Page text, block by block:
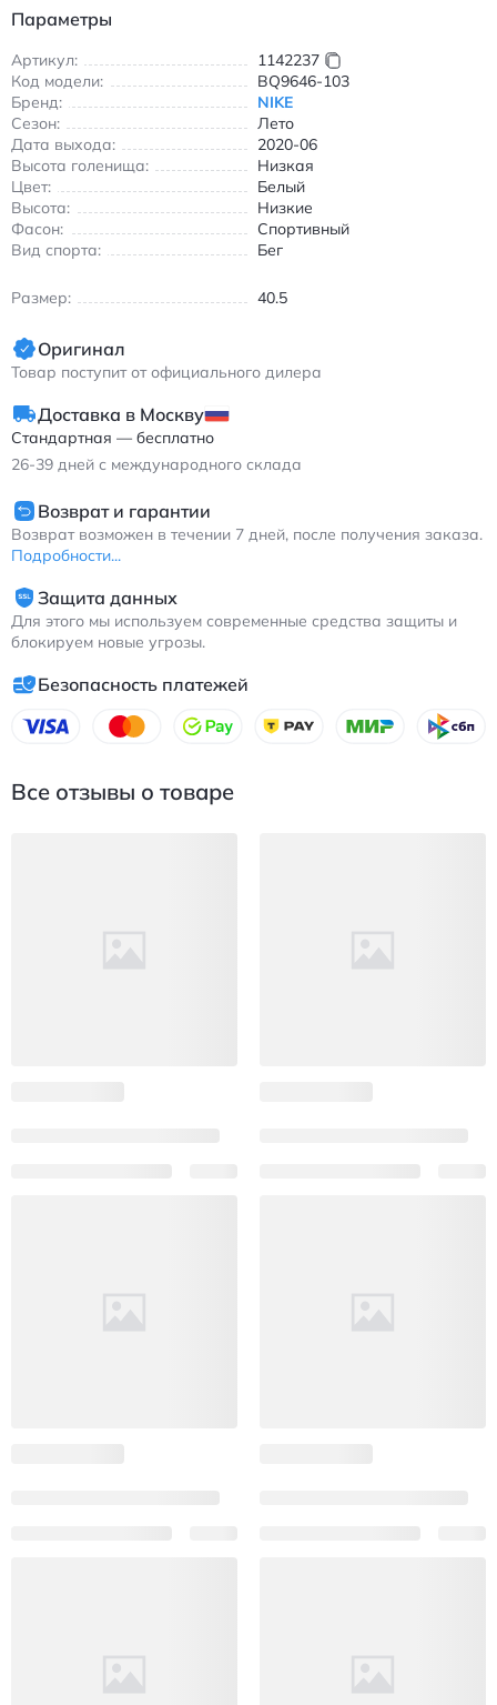
цвете с яркой радужной вставкой на подошве, что придает
ей современный и динамичный вид. Верх из дышащего
текстиля обеспечивает оптимальную вентиляцию во время
интенсивных тренировок, а низкий крой гарантирует свободу
движений без ограничений.
Ключевая особенность — инновационная амортизация Zoom
Air и React в подошве, которая поглощает ударные нагрузки
и возвращает энергию при каждом шаге. Вес кроссовок
составляет всего 246,75 г, что делает их одними из самых
легких в линейке для марафонских дистанций. Резиновая
подошва с профилем для бега по асфальту и беговым
дорожкам обеспечивает надежное сцепление даже в
Идеально подходят для ежедневных тренировок,
соревнований и повседневной носки благодаря
универсальному дизайну. Подходят как для мужчин, так и
для женщин благодаря унисекс-конструкции.
Найк Пегас 37 спортивные кроссовки для марафона с
амортизацией Zoom Air белые с радужной вставкой
Параметры
Артикул:
1142237
Код модели:
BQ9646-103
Бренд:
NIKE
Сезон:
Лето
Дата выхода:
2020-06
Высота голенища:
Низкая
Цвет:
Белый
Высота:
Низкие
Фасон:
Спортивный
Вид спорта:
Бег
Размер: 40.5
Оригинал
Товар поступит от официального дилера
Доставка в Москву
Стандартная — бесплатно
26-39 дней с международного склада
Возврат и гарантии
Возврат возможен в течении 7 дней, после получения заказа.
Подробности...
Защита данных
Для этого мы используем современные средства защиты и
блокируем новые угрозы.
Безопасность платежей
Все отзывы о товаре